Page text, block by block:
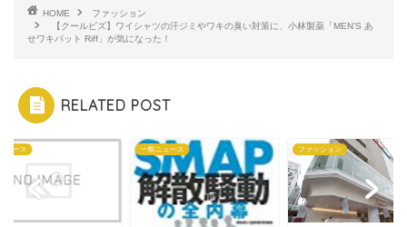
HOME
ファッション
【クールビズ】ワイシャツの汗ジミやワキの臭い対策に、小林製薬「MEN’S あ
せワキパット Riff」が気になった！
RELATED POST
ュース 一般ニュース ファッション